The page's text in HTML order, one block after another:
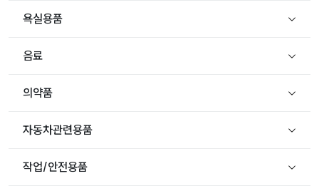
욕실용품
음료
의약품
자동차관련용품
작업/안전용품